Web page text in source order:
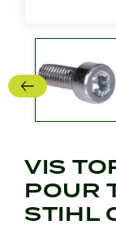
VIS
POUR
STIHL